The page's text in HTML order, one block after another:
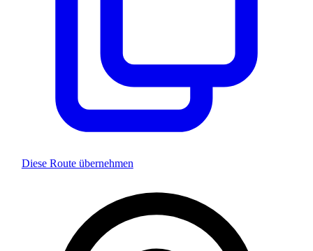
Diese Route übernehmen